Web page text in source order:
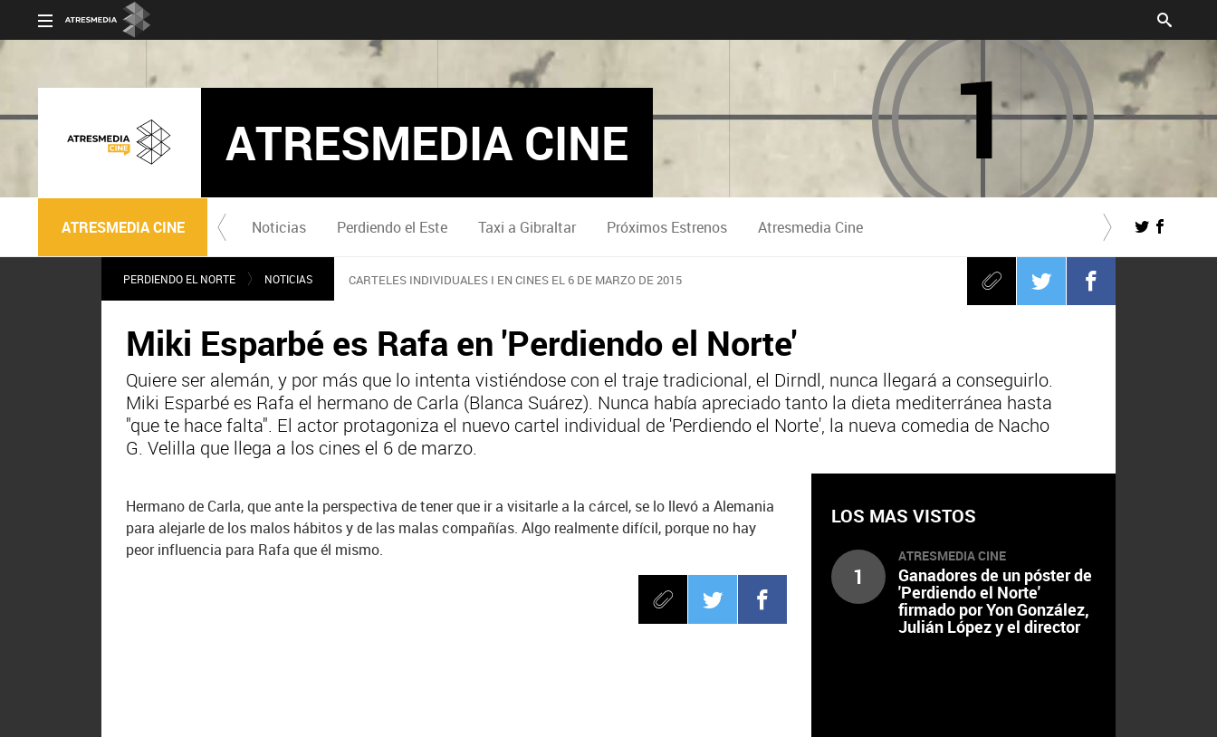
ATRESMEDIA CINE
ATRESMEDIA CINE Noticias Perdiendo el Este Taxi a Gibraltar Próximos Estrenos Atresmedia Cine
PERDIENDO EL NORTE NOTICIAS CARTELES INDIVIDUALES I EN CINES EL 6 DE MARZO DE 2015
Miki Esparbé es Rafa en 'Perdiendo el Norte'
Quiere ser alemán, y por más que lo intenta vistiéndose con el traje tradicional, el Dirndl, nunca llegará a conseguirlo.
Miki Esparbé es Rafa el hermano de Carla (Blanca Suárez). Nunca había apreciado tanto la dieta mediterránea hasta
"que te hace falta". El actor protagoniza el nuevo cartel individual de 'Perdiendo el Norte', la nueva comedia de Nacho
G. Velilla que llega a los cines el 6 de marzo.
Hermano de Carla, que ante la perspectiva de tener que ir a visitarle a la cárcel, se lo llevó a Alemania
para alejarle de los malos hábitos y de las malas compañías. Algo realmente difícil, porque no hay
peor influencia para Rafa que él mismo.
LOS MAS VISTOS
1
ATRESMEDIA CINE
Ganadores de un póster de
'Perdiendo el Norte'
firmado por Yon González,
Julián López y el director
Nacho G. Velilla